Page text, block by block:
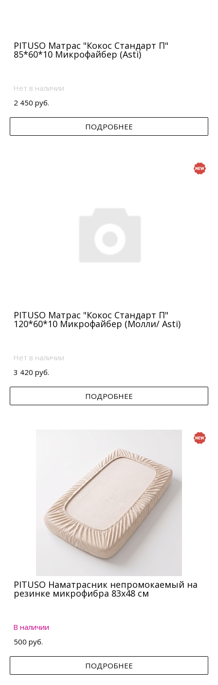
PITUSO Матрас "Кокос Стандарт П"
85*60*10 Микрофайбер (Asti)
Нет в наличии
2 450 руб.
ПОДРОБНЕЕ
PITUSO Матрас "Кокос Стандарт П"
120*60*10 Микрофайбер (Молли/ Asti)
Нет в наличии
3 420 руб.
ПОДРОБНЕЕ
PITUSO Наматрасник непромокаемый на
резинке микрофибра 83х48 см
В наличии
500 руб.
ПОДРОБНЕЕ